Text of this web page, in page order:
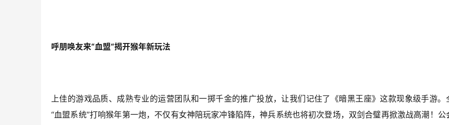
呼朋唤友来“血盟“揭开猴年新玩法
上佳的游戏品质、成熟专业的运营团队和一掷千金的推广投放，让我们记住了《暗黑王座》这款现象级手游。
“血盟系统”打响猴年第一炮，不仅有女神陪玩家冲锋陷阵，神兵系统也将初次登场，双剑合璧再掀激战高潮！公